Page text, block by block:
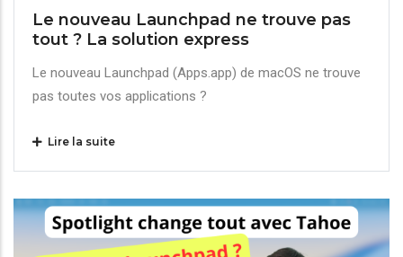
Le nouveau Launchpad ne trouve pas
tout ? La solution express
Le nouveau Launchpad (Apps.app) de macOS ne trouve
pas toutes vos applications ?
Lire la suite